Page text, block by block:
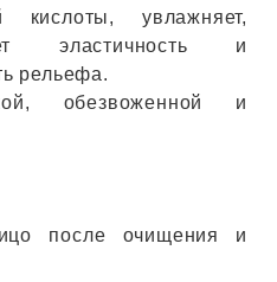
кислоты, увлажняет,
эластичность и
рельефа.
обезвоженной и
после очищения и